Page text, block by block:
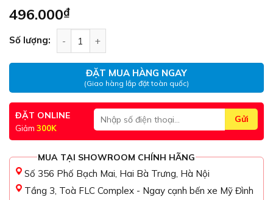
496.000₫
Số lượng:
ĐẶT MUA HÀNG NGAY
(Giao hàng lắp đặt toàn quốc)
ĐẶT ONLINE
Giảm 300K
MUA TẠI SHOWROOM CHÍNH HÃNG
Số 356 Phố Bạch Mai, Hai Bà Trưng, Hà Nội
Tầng 3, Toà FLC Complex - Ngay cạnh bến xe Mỹ Đình